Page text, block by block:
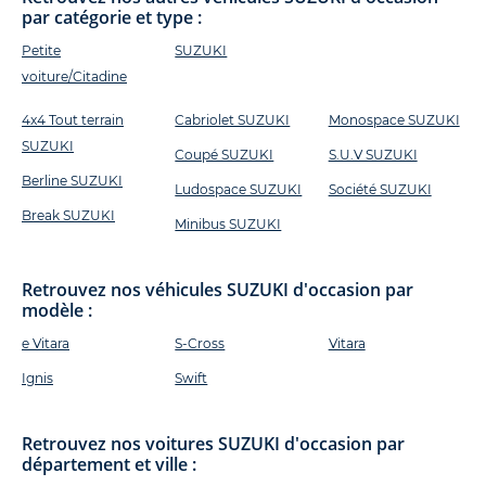
par catégorie et type :
Petite
voiture/Citadine
SUZUKI
4x4 Tout terrain
SUZUKI
Berline SUZUKI
Break SUZUKI
Cabriolet SUZUKI
Coupé SUZUKI
Ludospace SUZUKI
Minibus SUZUKI
Monospace SUZUKI
S.U.V SUZUKI
Société SUZUKI
Retrouvez nos véhicules SUZUKI d'occasion par
modèle :
e Vitara
Ignis
S-Cross
Swift
Vitara
Retrouvez nos voitures SUZUKI d'occasion par
département et ville :